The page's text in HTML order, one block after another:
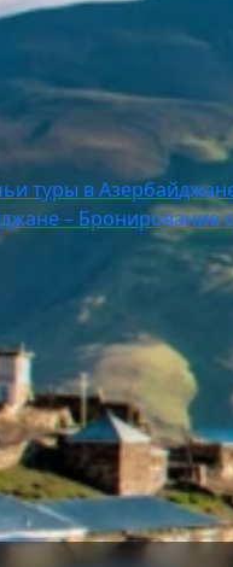
туры в
– Бронирование